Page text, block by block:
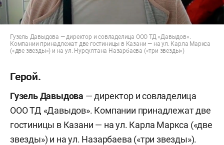
Гузель Давыдова — директор и совладелица ООО ТД «Давыдов».
Компании принадлежат две гостиницы в Казани — на ул. Карла Маркса
(«две звезды») и на ул. Нурсултана Назарбаева («три звезды»)
Герой.
Гузель Давыдова — директор и совладелица
ООО ТД «Давыдов». Компании принадлежат две
гостиницы в Казани — на ул. Карла Маркса («две
звезды») и на ул. Назарбаева («три звезды»).